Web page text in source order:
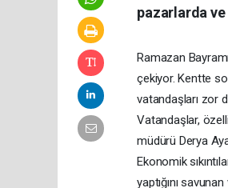
pazarlarda
Ramazan
çekiyor. Kentte
vatandaşları zor
Vatandaşlar,
müdürü Derya
Ekonomik
yaptığını